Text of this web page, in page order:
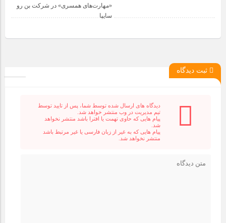
«مهارت‌های همسری» در شرکت بن رو
سایپا
ثبت دیدگاه
دیدگاه های ارسال شده توسط شما، پس از تایید توسط
تیم مدیریت در وب منتشر خواهد شد.
پیام هایی که حاوی تهمت یا افترا باشد منتشر نخواهد
شد.
پیام هایی که به غیر از زبان فارسی یا غیر مرتبط باشد
منتشر نخواهد شد.